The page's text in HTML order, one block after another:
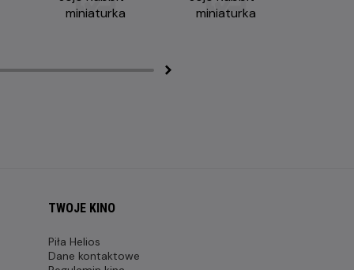
TWOJE KINO
Piła Helios
Dane kontaktowe